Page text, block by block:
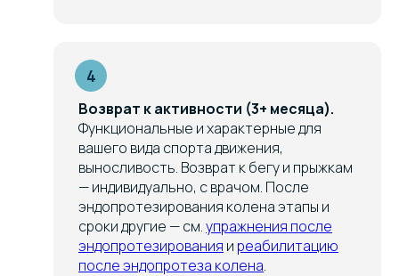
Возврат к активности (3+ месяца).
Функциональные и характерные для
вашего вида спорта движения,
выносливость. Возврат к бегу и прыжкам
— индивидуально, с врачом. После
эндопротезирования колена этапы и
сроки другие — см.упражнения после
эндопротезирования и реабилитацию
после эндопротеза колена.